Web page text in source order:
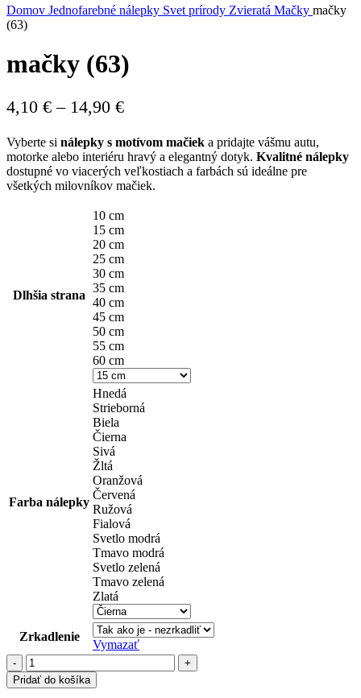
Domov Jednofarebné nálepky Svet prírody Zvieratá Mačky mačky
(63)
mačky (63)
4,10 € – 14,90 €Price
4,10 €
through
14,90 €
Vyberte si nálepky s motívom mačiek a pridajte vášmu autu,
motorke alebo interiéru hravý a elegantný dotyk. Kvalitné nálepky
dostupné vo viacerých veľkostiach a farbách sú ideálne pre
všetkých milovníkov mačiek.
Dlhšia strana
10 cm
15 cm
20 cm
25 cm
30 cm
35 cm
40 cm
45 cm
50 cm
55 cm
60 cm
Farba nálepky
Hnedá
Strieborná
Biela
Čierna
Sivá
Žltá
Oranžová
Červená
Ružová
Fialová
Svetlo modrá
Tmavo modrá
Svetlo zelená
Tmavo zelená
Zlatá
Zrkadlenie
Vymazať
množstvo
mačky
(63)
Pridať do košíka